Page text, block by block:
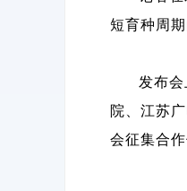
短育种周
发布
院、江苏
会征集合作